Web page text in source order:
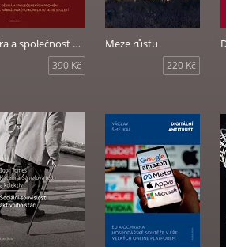
Víra a společnost v českých zemích pozdního středověku
390 Kč
Meze růstu
220 Kč